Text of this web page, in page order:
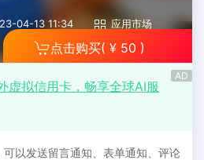
04-13 11:34
应用市场
点击购买( ¥ 50 )
AD
虚拟信用卡，畅享全球AI服
以发送留言通知、表单通知、评论